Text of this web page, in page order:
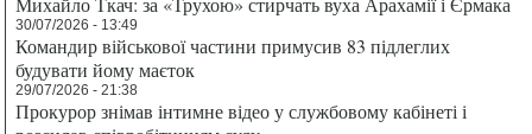
30/07/2026 - 13:49
Командир військової частини примусив 83 підлеглих
будувати йому маєток
29/07/2026 - 21:38
Прокурор знімав інтимне відео у службовому кабінеті і